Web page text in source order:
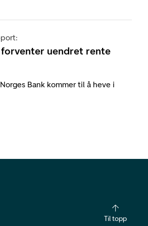
forventer uendret rente
Bank kommer til å heve i
Til topp